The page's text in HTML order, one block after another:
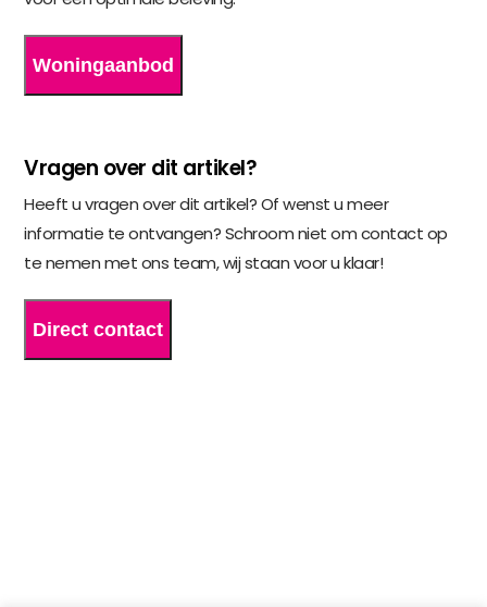
Woningaanbod
Vragen over dit artikel?
Heeft u vragen over dit artikel? Of wenst u meer
informatie te ontvangen? Schroom niet om contact op
te nemen met ons team, wij staan voor u klaar!
Direct contact